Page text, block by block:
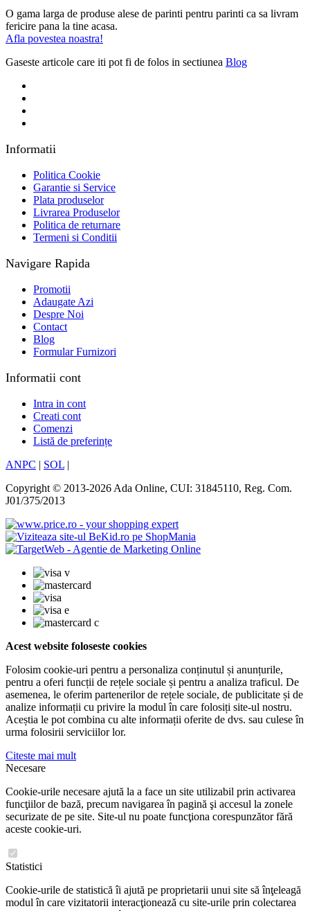
O gama larga de produse alese de parinti pentru parinti ca sa livram
fericire pana la tine acasa.
Afla povestea noastra!
Gaseste articole care iti pot fi de folos in sectiunea Blog
Informatii
Politica Cookie
Garantie si Service
Plata produselor
Livrarea Produselor
Politica de returnare
Termeni si Conditii
Navigare Rapida
Promotii
Adaugate Azi
Despre Noi
Contact
Blog
Formular Furnizori
Informatii cont
Intra in cont
Creati cont
Comenzi
Listă de preferințe
ANPC | SOL |
Copyright © 2013-2026 Ada Online, CUI: 31845110, Reg. Com.
J01/375/2013
Acest website foloseste cookies
Folosim cookie-uri pentru a personaliza conținutul și anunțurile,
pentru a oferi funcții de rețele sociale și pentru a analiza traficul. De
asemenea, le oferim partenerilor de rețele sociale, de publicitate și de
analize informații cu privire la modul în care folosiți site-ul nostru.
Aceștia le pot combina cu alte informații oferite de dvs. sau culese în
urma folosirii serviciilor lor.
Citeste mai mult
Necesare
Cookie-urile necesare ajută la a face un site utilizabil prin activarea
funcţiilor de bază, precum navigarea în pagină şi accesul la zonele
securizate de pe site. Site-ul nu poate funcţiona corespunzător fără
aceste cookie-uri.
Statistici
Cookie-urile de statistică îi ajută pe proprietarii unui site să înţeleagă
modul în care vizitatorii interacţionează cu site-urile prin colectarea